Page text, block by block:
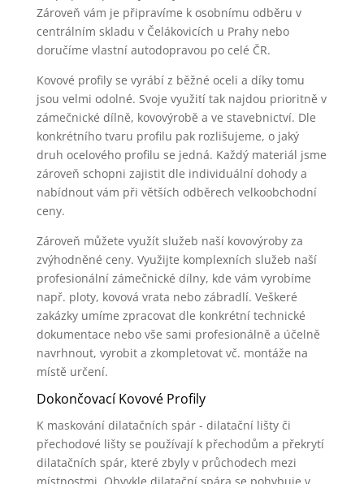
Zároveň vám je připravíme k osobnímu odběru v
centrálním skladu v Čelákovicích u Prahy nebo
doručíme vlastní autodopravou po celé ČR.
Kovové profily se vyrábí z běžné oceli a díky tomu
jsou velmi odolné. Svoje využití tak najdou prioritně v
zámečnické dílně, kovovýrobě a ve stavebnictví. Dle
konkrétního tvaru profilu pak rozlišujeme, o jaký
druh ocelového profilu se jedná. Každý materiál jsme
zároveň schopni zajistit dle individuální dohody a
nabídnout vám při větších odběrech velkoobchodní
ceny.
Zároveň můžete využít služeb naší kovovýroby za
zvýhodněné ceny. Využijte komplexních služeb naší
profesionální zámečnické dílny, kde vám vyrobíme
např. ploty, kovová vrata nebo zábradlí. Veškeré
zakázky umíme zpracovat dle konkrétní technické
dokumentace nebo vše sami profesionálně a účelně
navrhnout, vyrobit a zkompletovat vč. montáže na
místě určení.
Dokončovací Kovové Profily
K maskování dilatačních spár - dilatační lišty či
přechodové lišty se používají k přechodům a překrytí
dilatačních spár, které zbyly v průchodech mezi